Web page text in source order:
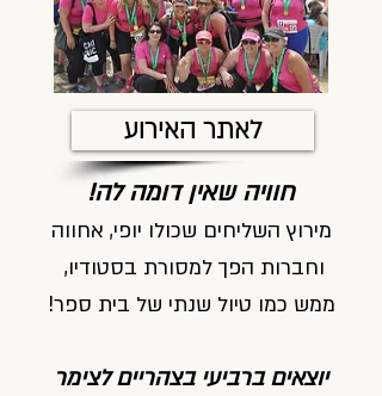
לאתר האירוע
חוויה שאין דומה לה!
מירוץ השליחים שכולו יופי, אחווה
וחברות הפך למסורת בסטודיו,
ממש כמו טיול שנתי של בית ספר!
יוצאים ברביעי בצהריים לצימר